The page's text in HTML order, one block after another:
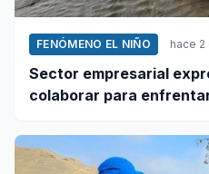
FENÓMENO EL NIÑO hace 2
Sector empresarial
colaborar para